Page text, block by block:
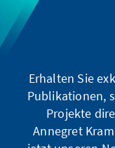
Erhalten Sie
Publikationen,
Projekte
Annegret